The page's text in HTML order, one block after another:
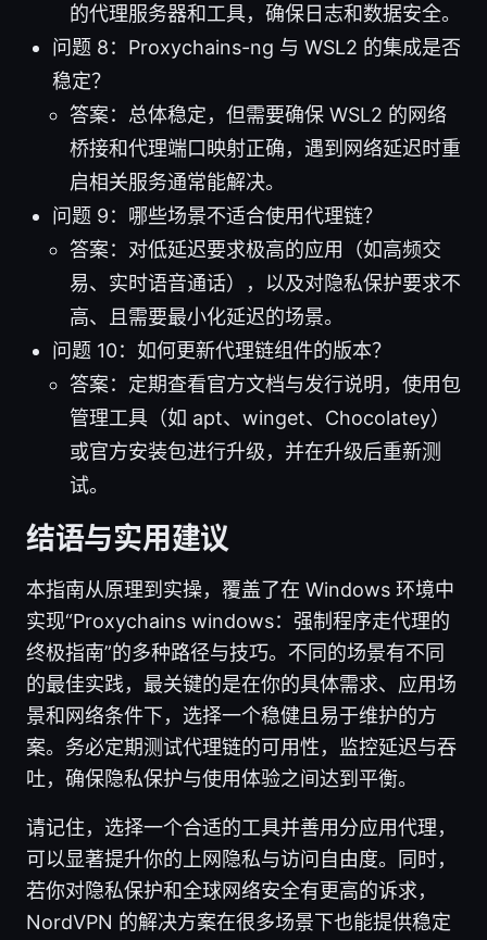
的代理服务器和工具，确保日志和数据安全。
问题 8：Proxychains-ng 与 WSL2 的集成是否
稳定？
答案：总体稳定，但需要确保 WSL2 的网络
桥接和代理端口映射正确，遇到网络延迟时重
启相关服务通常能解决。
问题 9：哪些场景不适合使用代理链？
答案：对低延迟要求极高的应用（如高频交
易、实时语音通话），以及对隐私保护要求不
高、且需要最小化延迟的场景。
问题 10：如何更新代理链组件的版本？
答案：定期查看官方文档与发行说明，使用包
管理工具（如 apt、winget、Chocolatey）
或官方安装包进行升级，并在升级后重新测
试。
结语与实用建议
本指南从原理到实操，覆盖了在 Windows 环境中
实现“Proxychains windows：强制程序走代理的
终极指南”的多种路径与技巧。不同的场景有不同
的最佳实践，最关键的是在你的具体需求、应用场
景和网络条件下，选择一个稳健且易于维护的方
案。务必定期测试代理链的可用性，监控延迟与吞
吐，确保隐私保护与使用体验之间达到平衡。
请记住，选择一个合适的工具并善用分应用代理，
可以显著提升你的上网隐私与访问自由度。同时，
若你对隐私保护和全球网络安全有更高的诉求，
NordVPN 的解决方案在很多场景下也能提供稳定